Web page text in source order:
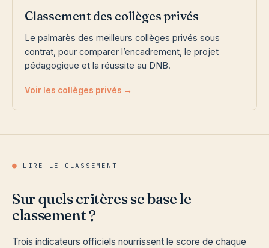
Classement des collèges privés
Le palmarès des meilleurs collèges privés sous
contrat, pour comparer l’encadrement, le projet
pédagogique et la réussite au DNB.
Voir les collèges privés →
● LIRE LE CLASSEMENT
Sur quels critères se base le
classement ?
Trois indicateurs officiels nourrissent le score de chaque